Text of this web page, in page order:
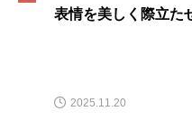
表情を美しく際立た
2025.11.20